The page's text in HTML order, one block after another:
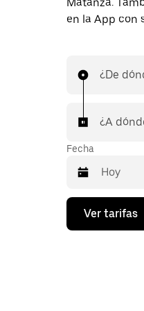
en la App con
¿De
¿A
Fecha
Presiona
flecha
Ver tarifas